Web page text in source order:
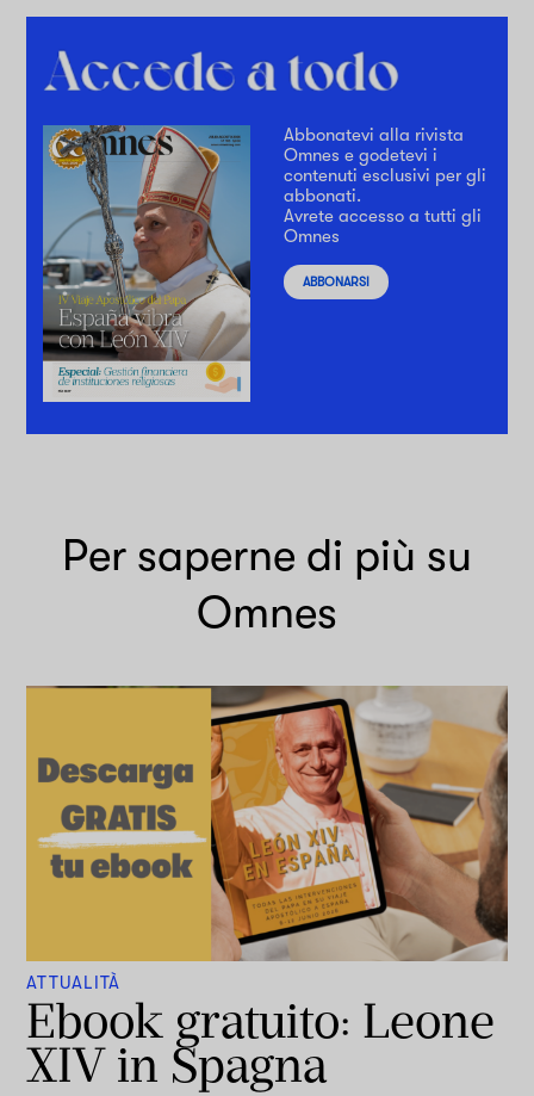
Abbonatevi alla rivista
Omnes e godetevi i
contenuti esclusivi per gli
abbonati.
Avrete accesso a tutti gli
Omnes
ABBONARSI
Per saperne di più su
Omnes
ATTUALITÀ
Ebook gratuito: Leone
XIV in Spagna